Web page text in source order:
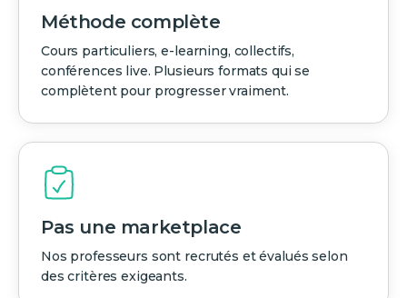
Méthode complète
Cours particuliers, e-learning, collectifs,
conférences live. Plusieurs formats qui se
complètent pour progresser vraiment.
Pas une marketplace
Nos professeurs sont recrutés et évalués selon
des critères exigeants.